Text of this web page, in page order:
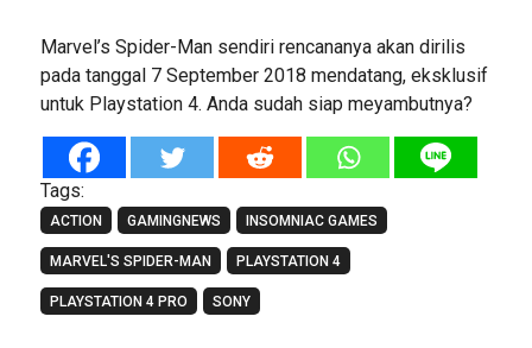
Marvel’s Spider-Man sendiri rencananya akan dirilis
pada tanggal 7 September 2018 mendatang, eksklusif
untuk Playstation 4. Anda sudah siap meyambutnya?
Tags:
ACTION GAMINGNEWS INSOMNIAC GAMES
MARVEL'S SPIDER-MAN PLAYSTATION 4
PLAYSTATION 4 PRO SONY